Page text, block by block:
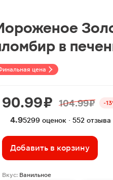
цена
в
90.99 ₽ 104.99 ₽ -
4.95299 оценок · 552 отзыва
Добавить в корзину
Вкус: Ванильное